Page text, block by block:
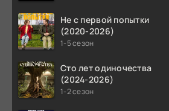
Не с первой попытки
(2020-2026)
1-5 сезон
Сто лет одиночества
(2024-2026)
1-2 сезон